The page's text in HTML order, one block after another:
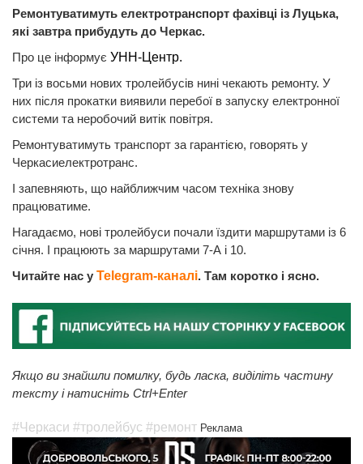
Ремонтуватимуть електротранспорт фахівці із Луцька,
які завтра прибудуть до Черкас.
Про це інформує УНН-Центр.
Три із восьми нових тролейбусів нині чекають ремонту. У
них після прокатки виявили перебої в запуску електронної
системи та неробочий витік повітря.
Ремонтуватимуть транспорт за гарантією, говорять у
Черкасиелектротранс.
І запевняють, що найближчим часом техніка знову
працюватиме.
Нагадаємо, нові тролейбуси почали їздити маршрутами із 6
січня. І працюють за маршрутами 7-А і 10.
Читайте нас у Telegram-каналі. Там коротко і ясно.
Якщо ви знайшли помилку, будь ласка, виділіть частину
тексту і натисніть Ctrl+Enter
#Черкаси #тролейбус #ремонт Реклама